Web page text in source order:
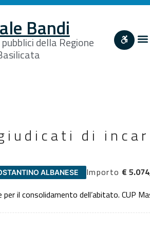
Bandi
della Regione
di
ALBANESE Importo €
il consolidamento dell’abitato. CUP